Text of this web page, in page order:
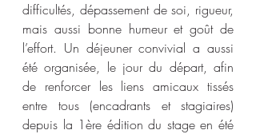
difficultés, dépassement de soi, rigueur,
mais aussi bonne humeur et goût de
l’effort. Un déjeuner convivial a aussi
été organisée, le jour du départ, afin
de renforcer les liens amicaux tissés
entre tous (encadrants et stagiaires)
depuis la 1ère édition du stage en été